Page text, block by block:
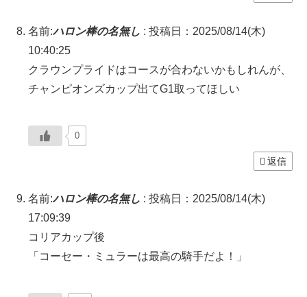
名前:ハロン棒の名無し : 投稿日：2025/08/14(木)
10:40:25
クラウンプライドはコースが合わないかもしれんが、
チャンピオンズカップ出てG1取ってほしい
0
返信
名前:ハロン棒の名無し : 投稿日：2025/08/14(木)
17:09:39
コリアカップ後
「コーセー・ミュラーは最高の騎手だよ！」